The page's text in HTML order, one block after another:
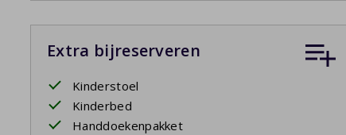
Extra bijreserveren
Kinderstoel
Kinderbed
Handdoekenpakket